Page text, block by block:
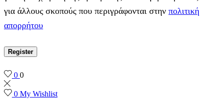
για άλλους σκοπούς που περιγράφονται στην πολιτική
απορρήτου
Register
0 0
0 My Wishlist